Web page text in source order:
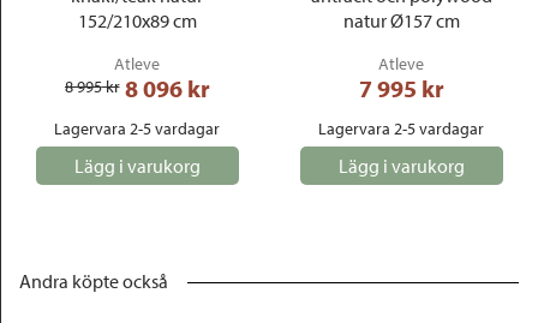
152/210x89 cm
Atleve
8 995 kr 8 096 kr
Lagervara 2-5 vardagar
Lägg i varukorg
natur Ø157 cm
Atleve
7 995 kr
Lagervara 2-5 vardagar
Lägg i varukorg
Andra köpte också